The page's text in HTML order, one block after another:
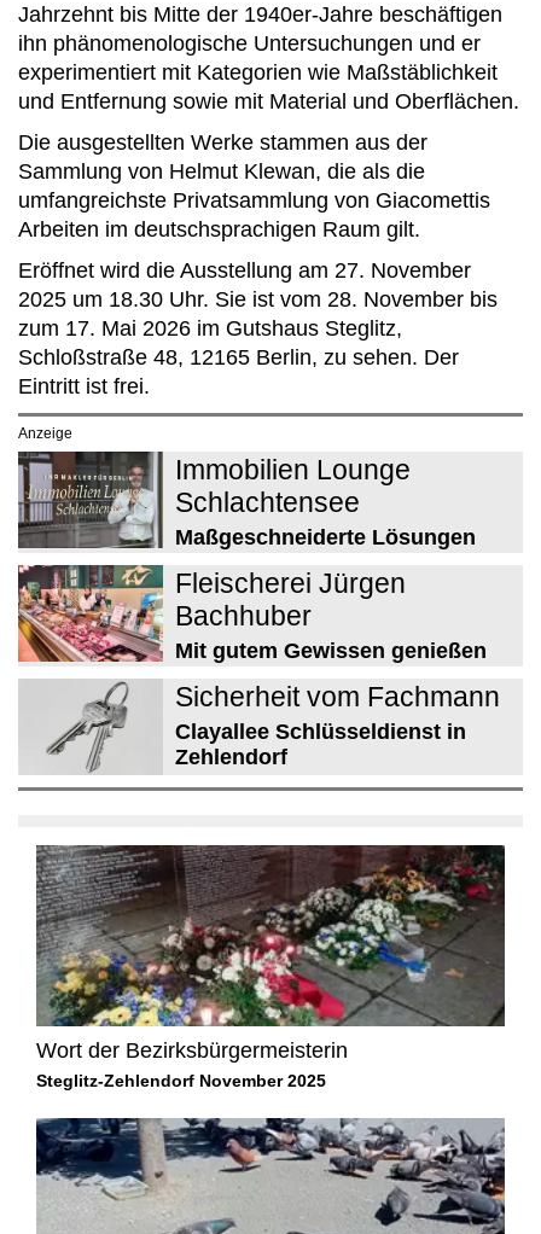
Jahrzehnt bis Mitte der 1940er-Jahre beschäftigen
ihn phänomenologische Untersuchungen und er
experimentiert mit Kategorien wie Maßstäblichkeit
und Entfernung sowie mit Material und Oberflächen.
Die ausgestellten Werke stammen aus der
Sammlung von Helmut Klewan, die als die
umfangreichste Privatsammlung von Giacomettis
Arbeiten im deutschsprachigen Raum gilt.
Eröffnet wird die Ausstellung am 27. November
2025 um 18.30 Uhr. Sie ist vom 28. November bis
zum 17. Mai 2026 im Gutshaus Steglitz,
Schloßstraße 48, 12165 Berlin, zu sehen. Der
Eintritt ist frei.
Anzeige
Immobilien Lounge
Schlachtensee
Maßgeschneiderte Lösungen
Fleischerei Jürgen
Bachhuber
Mit gutem Gewissen genießen
Sicherheit vom Fachmann
Clayallee Schlüsseldienst in
Zehlendorf
Wort der Bezirksbürgermeisterin
Steglitz-Zehlendorf November 2025